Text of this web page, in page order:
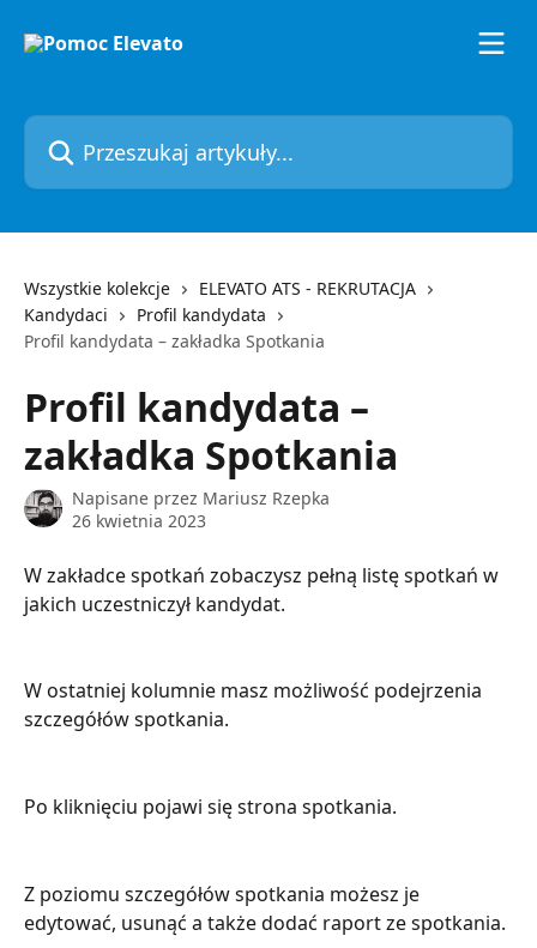
Przeszukaj artykuły...
Wszystkie kolekcje
ELEVATO ATS - REKRUTACJA
Kandydaci
Profil kandydata
Profil kandydata – zakładka Spotkania
Profil kandydata –
zakładka Spotkania
Napisane przez Mariusz Rzepka
26 kwietnia 2023
W zakładce spotkań zobaczysz pełną listę spotkań w
jakich uczestniczył kandydat.
W ostatniej kolumnie masz możliwość podejrzenia
szczegółów spotkania.
Po kliknięciu pojawi się strona spotkania.
Z poziomu szczegółów spotkania możesz je
edytować, usunąć a także dodać raport ze spotkania.